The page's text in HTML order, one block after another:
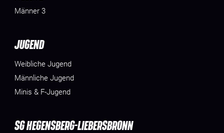
Männer 3
JUGEND
Weibliche Jugend
Männliche Jugend
Minis & F-Jugend
SG HEGENSBERG-LIEBERSBRONN